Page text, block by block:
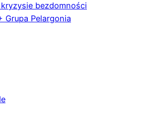
bezdomności
Grupa Pelargonia